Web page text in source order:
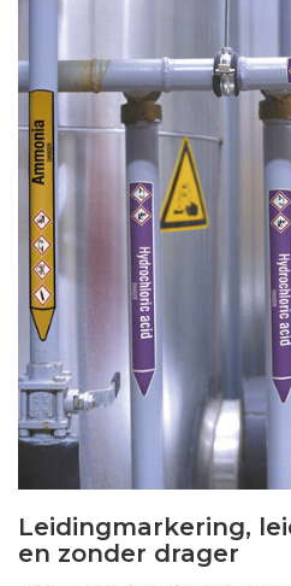
Leidingmarkering,
en zonder drager